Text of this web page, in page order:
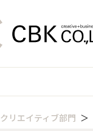
クリエイティブ部門